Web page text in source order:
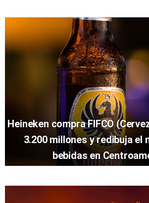
Heineken compra FIFCO
3.200 millones y redibuja el
bebidas en